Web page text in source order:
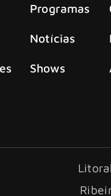
Programas
Notícias
Shows